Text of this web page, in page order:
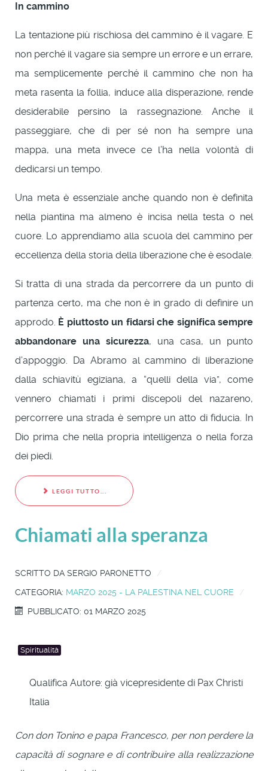
In cammino
La tentazione più rischiosa del cammino è il vagare. E
non perché il vagare sia sempre un errore e un errare,
ma semplicemente perché il cammino che non ha
meta rasenta la follia, induce alla disperazione, rende
desiderabile persino la rassegnazione. Anche il
passeggiare, che di per sé non ha sempre una
mappa, una meta invece ce l’ha nella volontà di
dedicarsi un tempo.
Una meta è essenziale anche quando non è definita
nella piantina ma almeno è incisa nella testa o nel
cuore. Lo apprendiamo alla scuola del cammino per
eccellenza della storia della liberazione che è esodale.
Si tratta di una strada da percorrere da un punto di
partenza certo, ma che non è in grado di definire un
approdo. È piuttosto un fidarsi che significa sempre
abbandonare una sicurezza, una casa, un punto
d’appoggio. Da Abramo al cammino di liberazione
dalla schiavitù egiziana, a “quelli della via”, come
vennero chiamati i primi discepoli del nazareno,
percorrere una strada è sempre un atto di fiducia. In
Dio prima che nella propria intelligenza o nella forza
dei piedi.
LEGGI TUTTO...
Chiamati alla speranza
SCRITTO DA SERGIO PARONETTO
CATEGORIA: MARZO 2025 - LA PALESTINA NEL CUORE
PUBBLICATO: 01 MARZO 2025
Spiritualità
Qualifica Autore: già vicepresidente di Pax Christi
Italia
Con don Tonino e papa Francesco, per non perdere la
capacità di sognare e di contribuire alla realizzazione